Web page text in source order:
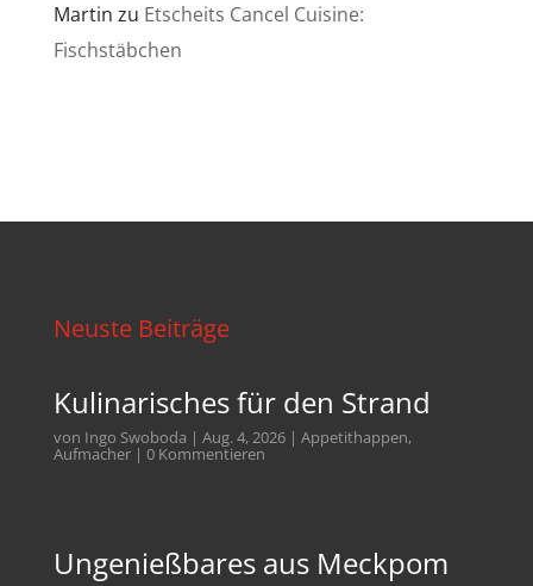
Martin zu Etscheits Cancel Cuisine:
Fischstäbchen
Neuste Beiträge
Kulinarisches für den Strand
von Ingo Swoboda | Aug. 4, 2026| Appetithappen,
Aufmacher| 0 Kommentieren
Ungenießbares aus Meckpom